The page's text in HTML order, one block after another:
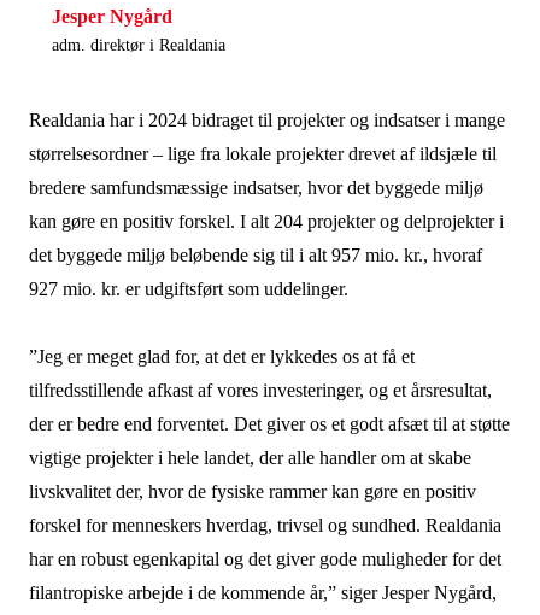
Jesper Nygård
adm. direktør i Realdania
Realdania har i 2024 bidraget til projekter og indsatser i mange
størrelsesordner – lige fra lokale projekter drevet af ildsjæle til
bredere samfundsmæssige indsatser, hvor det byggede miljø
kan gøre en positiv forskel. I alt 204 projekter og delprojekter i
det byggede miljø beløbende sig til i alt 957 mio. kr., hvoraf
927 mio. kr. er udgiftsført som uddelinger.
”Jeg er meget glad for, at det er lykkedes os at få et
tilfredsstillende afkast af vores investeringer, og et årsresultat,
der er bedre end forventet. Det giver os et godt afsæt til at støtte
vigtige projekter i hele landet, der alle handler om at skabe
livskvalitet der, hvor de fysiske rammer kan gøre en positiv
forskel for menneskers hverdag, trivsel og sundhed. Realdania
har en robust egenkapital og det giver gode muligheder for det
filantropiske arbejde i de kommende år,” siger Jesper Nygård,